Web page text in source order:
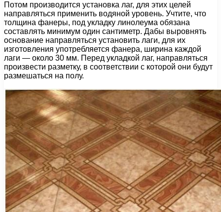
Потом производится установка лаг, для этих целей
направляться применить водяной уровень. Учтите, что
толщина фанеры, под укладку линолеума обязана
составлять минимум один сантиметр. Дабы выровнять
основание направляться установить лаги, для их
изготовления употребляется фанера, ширина каждой
лаги — около 30 мм. Перед укладкой лаг, направляться
произвести разметку, в соответствии с которой они будут
размешаться на полу.